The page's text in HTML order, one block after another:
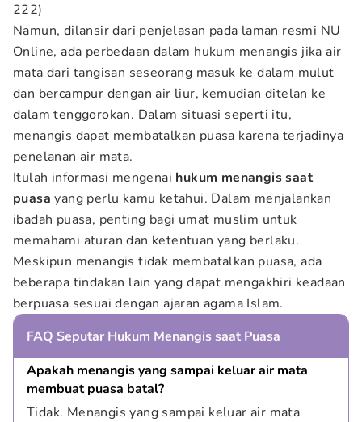
222)
Namun, dilansir dari penjelasan pada laman resmi NU
Online, ada perbedaan dalam hukum menangis jika air
mata dari tangisan seseorang masuk ke dalam mulut
dan bercampur dengan air liur, kemudian ditelan ke
dalam tenggorokan. Dalam situasi seperti itu,
menangis dapat membatalkan puasa karena terjadinya
penelanan air mata.
Itulah informasi mengenai hukum menangis saat
puasayang perlu kamu ketahui. Dalam menjalankan
ibadah puasa, penting bagi umat muslim untuk
memahami aturan dan ketentuan yang berlaku.
Meskipun menangis tidak membatalkan puasa, ada
beberapa tindakan lain yang dapat mengakhiri keadaan
berpuasa sesuai dengan ajaran agama Islam.
FAQ Seputar Hukum Menangis saat Puasa
Apakah menangis yang sampai keluar air mata
membuat puasa batal?
Tidak. Menangis yang sampai keluar air mata